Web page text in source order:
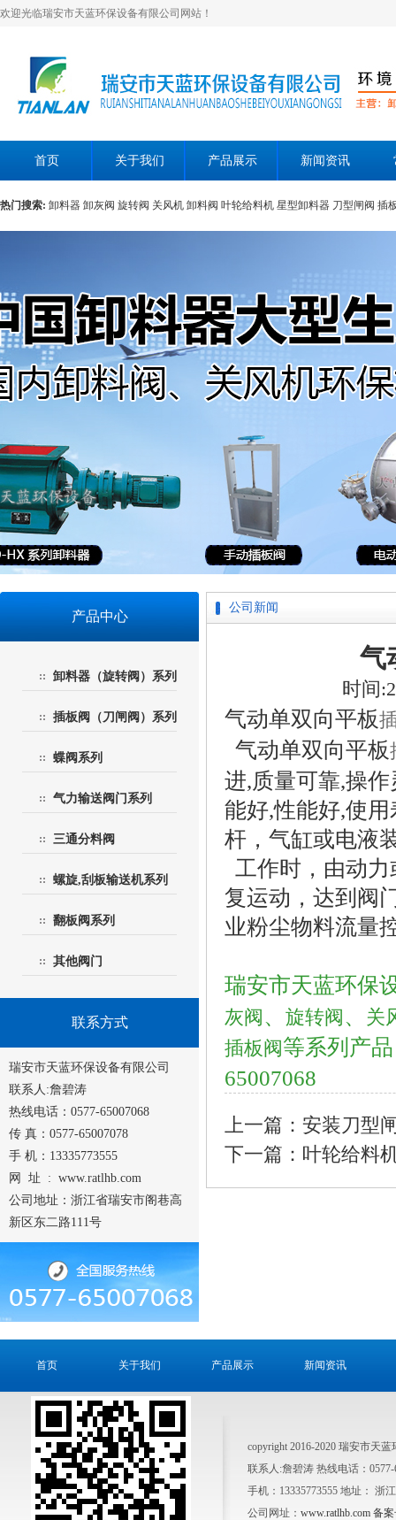
欢迎光临瑞安市天蓝环保设备有限公司网站！
首页 关于我们 产品展示 新闻资讯
热门搜索: 卸料器 卸灰阀 旋转阀 关风机 卸料阀 叶轮给料机 星型卸料器 刀型闸阀 插
产品中心
卸料器（旋转阀）系列
插板阀（刀闸阀）系列
蝶阀系列
气力输送阀门系列
三通分料阀
螺旋,刮板输送机系列
翻板阀系列
其他阀门
联系方式
瑞安市天蓝环保设备有限公司
联系人:詹碧涛
热线电话：0577-65007068
传 真：0577-65007078
手 机：13335773555
网 址 : www.ratlhb.com
公司地址：浙江省瑞安市阁巷高
新区东二路111号
公司新闻
气
时间
气动单双向平板
气动单双向平板
进,质量可靠,操
能好,性能好,使
杆，气缸或电液
工作时，由动
复运动，达到阀
业粉尘物料流量
瑞安市天蓝环保
灰阀 、 旋转阀 、
关
插板阀等系列产
65007068
上一篇：安装刀型
下一篇：叶轮给料
首页 关于我们 产品展示 新闻资讯
copyright 2016-2020 瑞安市天
联系人:詹碧涛 热线电话：0577-
手机：13335773555 地址： 浙
公司网址： www.ratlhb.com 备案